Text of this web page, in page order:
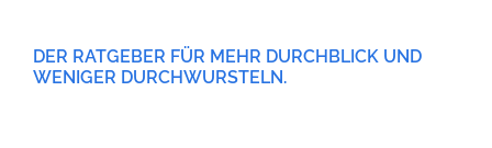
DER RATGEBER FÜR MEHR DURCHBLICK UND
WENIGER DURCHWURSTELN.